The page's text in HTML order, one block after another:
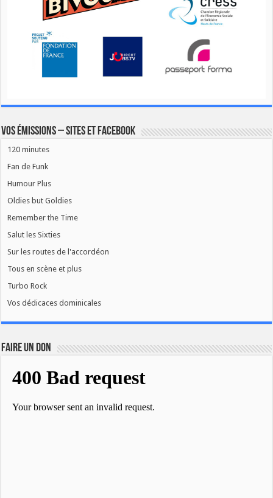
Vos émissions – Sites et Facebook
120 minutes
Fan de Funk
Humour Plus
Oldies but Goldies
Remember the Time
Salut les Sixties
Sur les routes de l'accordéon
Tous en scène et plus
Turbo Rock
Vos dédicaces dominicales
FAIRE UN DON